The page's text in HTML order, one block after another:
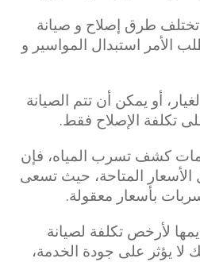
تختلف طرق إصلاح و صيانة
الأمر استبدال المواسير و
أو يمكن أن تتم الصيانة
تكلفة الإصلاح فقط.
كشف تسرب المياه، فإن
المتاحة، حيث تسعى
بأسعار معقولة.
لأرخص تكلفة لصيانة
لا يؤثر على جودة الخدمة،